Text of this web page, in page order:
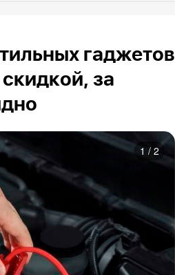
гаджетов
за
1 / 2